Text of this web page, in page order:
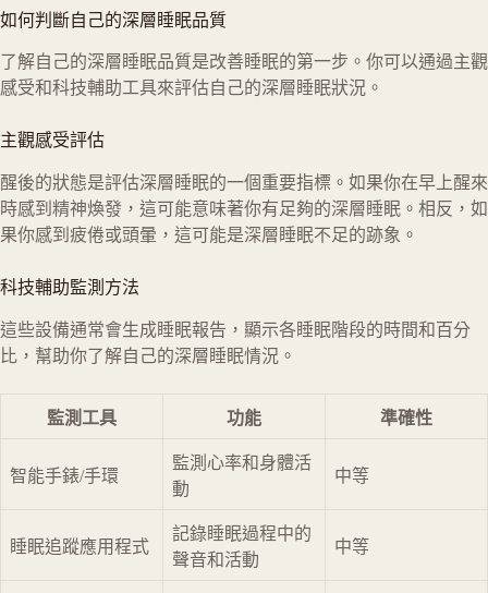
如何判斷自己的深層睡眠品質
了解自己的深層睡眠品質是改善睡眠的第一步。你可以通過主觀
感受和科技輔助工具來評估自己的深層睡眠狀況。
主觀感受評估
醒後的狀態是評估深層睡眠的一個重要指標。如果你在早上醒來
時感到精神煥發，這可能意味著你有足夠的深層睡眠。相反，如
果你感到疲倦或頭暈，這可能是深層睡眠不足的跡象。
科技輔助監測方法
這些設備通常會生成睡眠報告，顯示各睡眠階段的時間和百分
比，幫助你了解自己的深層睡眠情況。
監測工具 功能 準確性
智能手錶/手環
監測心率和身體活
動
中等
睡眠追蹤應用程式
記錄睡眠過程中的
聲音和活動
中等